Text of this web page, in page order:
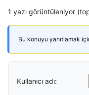
1 yazı görüntüleniyor
Bu konuyu yanıtlamak
Kullanıcı adı: